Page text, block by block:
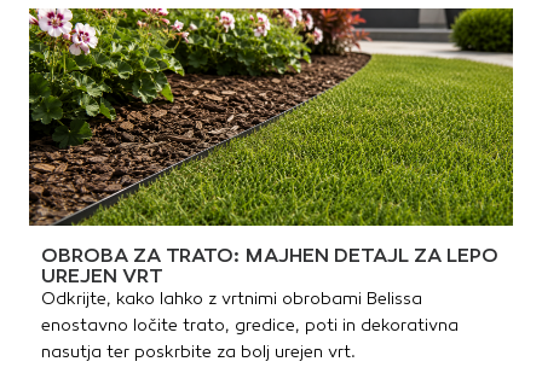
1/4"• 5x kompakten in
robusten hex vijačni nastavek
iz nerjavnega jekla, s torzijsko
cono. Za inbus vijake,
velikosti:1x 2,5 mm1x 3 mm1x 4
mm1x 5 mm1x 5,5 mm (brez
torzijske cone)Dolžina 25 mm,
pogon 1/4"• 1x univerzalno bit
držalo iz nerjavnega jekla
Rapidaptor, za hex vijačne
nastavke s 6-kotnim
pogonom 1/4", ki služi tudi kot
podaljšek. S hitro vrtljivo
obojko in močnim magnetom.
Dolžina 50 mm, pogon 1/4".
OBROBA ZA TRATO: MAJHEN DETAJL ZA LEPO
UREJEN VRT
Odkrijte, kako lahko z vrtnimi obrobami Belissa
enostavno ločite trato, gredice, poti in dekorativna
nasutja ter poskrbite za bolj urejen vrt.